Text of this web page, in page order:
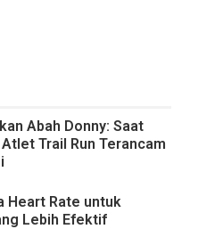
Abah Donny: Saat
Trail Run Terancam
Heart Rate untuk
Lebih Efektif